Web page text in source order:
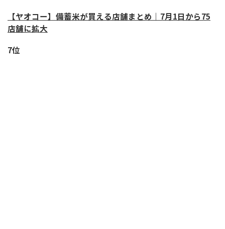
【ヤオコー】備蓄米が買える店舗まとめ｜7月1日から75
店舗に拡大
7位